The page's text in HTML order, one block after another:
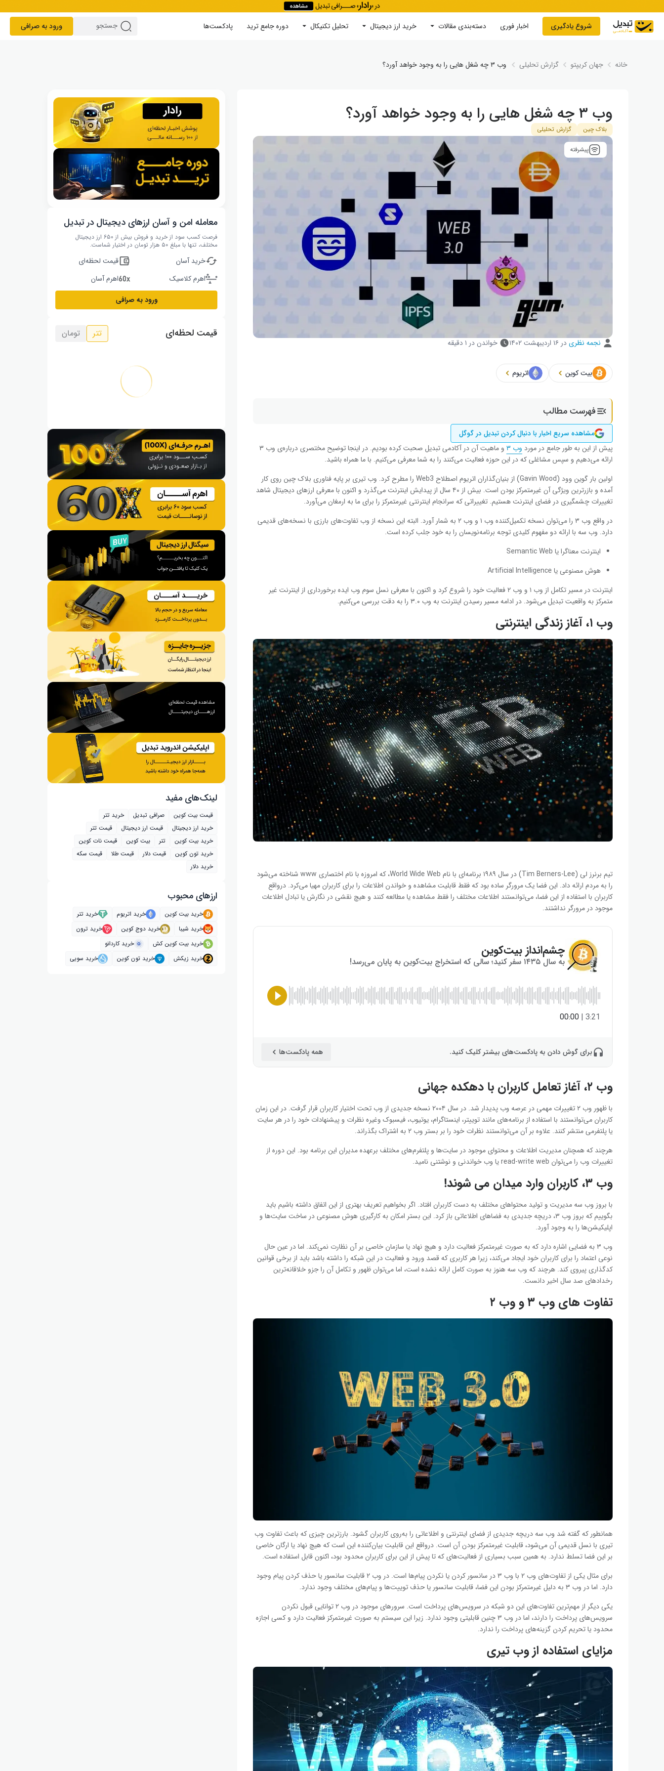
شروع یادگیری اخبار فوری دسته‌بندی مقالات خرید ارز دیجیتال تحلیل تکنیکال دوره‌ جامع ترید پادکست‌ها جستجو ورود به صرافی
خانه جهان کریپتو گزارش تحلیلی وب ۳ چه شغل هایی را به وجود خواهد آورد؟
وب ۳ چه شغل هایی را به وجود خواهد آورد؟
بلاک چین گزارش تحلیلی
پیشرفته
نجمه نظری در ۱۶ اردیبهشت ۱۴۰۲ خواندن در ۱ دقیقه
بیت کوین اتریوم
فهرست مطالب
مشاهده سریع اخبار با دنبال کردن تبدیل در گوگل
پیش از این به طور جامع در مورد وب ۳
و ماهیت آن در آکادمی تبدیل صحبت کرده بودیم. در اینجا توضیح مختصری درباره‌ی وب ۳
ارائه می‌دهیم و سپس مشاغلی که در این حوزه فعالیت می‌کنند را به شما معرفی می‌کنیم. با ما همراه باشید.
اولین بار گوین وود (Gavin Wood) از بنیان‌گذاران اتریوم اصطلاح Web3 را مطرح کرد. وب تیری بر پایه فناوری بلاک چین روی کار
آمده و بازرترین ویژگی آن غیرمتمرکز بودن است. بیش از ۴۰ سال از پیدایش اینترنت می‌گذرد و اکنون با معرفی ارزهای دیجیتال شاهد
تغییرات چشمگیری در فضای اینترنت هستیم. تغییراتی که سرانجام اینترنتی غیرمتمرکز را برای ما به ارمغان می‌آورد.
در واقع وب ۳ را می‌توان نسخه تکمیل‌کننده‌ وب‌ ۱ و وب ۲ به شمار آورد. البته این نسخه از وب تفاوت‌های بارزی با نسخه‌های قدیمی
دارد. وب سه با ارائه دو مفهوم کلیدی توجه برنامه‌نویسان را به خود جلب کرده است.
اینترنت معناگرا یا Semantic Web
هوش مصنوعی یا Artificial Intelligence
اینترنت در مسیر تکامل از وب ۱ و وب ۲ فعالیت خود را شروع کرد و اکنون با معرفی نسل سوم وب ایده برخورداری از اینترنت غیر
متمرکز به واقعیت تبدیل می‌شود. در ادامه مسیر رسیدن اینترنت به وب ۳.۰ را به دقت بررسی می‌کنیم.
وب ۱، آغاز زندگی اینترنتی
تیم برنرز لی (Tim Berners-Lee) در سال ۱۹۸۹ برنامه‌ای با نام World Wide Web، که امروزه با نام اختصاری www شناخته می‌شود
را به مردم ارائه داد. این فضا یک مرورگر ساده بود که فقط قابلیت مشاهده و خواندن اطلاعات را برای کاربران مهیا می‌کرد. درواقع
کاربران با استفاده از این فضا، می‌توانستند اطلاعات مختلف را فقط مشاهده یا مطالعه کنند و هیچ نقشی در نگارش یا تبادل اطلاعات
موجود در مرورگر نداشتند.
چشم‌انداز بیت‌کوین
به سال ۱۴۳۵ سفر کنید؛ سالی که استخراج بیت‌کوین به پایان می‌رسد!
3:21
|
00:00
برای گوش دادن به پادکست‌های بیشتر کلیک کنید. همه پادکست‌ها
وب ۲، آغاز تعامل کاربران با دهکده جهانی
با ظهور وب ۲ تغییرات مهمی در عرصه وب پدیدار شد. در سال ۲۰۰۴ نسخه جدیدی از وب تحت اختیار کاربران قرار گرفت. در این زمان
کاربران می‌توانستند با استفاده از برنامه‌های مانند توییتر، اینستاگرام، یوتیوب، فیسبوک وغیره نظرات و پیشنهادات خود را در هر سایت
یا پلتفرمی منتشر کنند. علاوه بر آن می‌توانستند نظرات خود را بر بستر وب ۲ به اشتراک بگذراند.
هرچند که همچنان مدیریت اطلاعات و محتوای موجود در سایت‌ها و پلتفرم‌های مختلف برعهده مدیران این برنامه بود. این دوره از
تغییرات وب را می‌توان read-write web یا وب خواندنی و نوشتنی نامید.
وب ۳، کاربران وارد میدان می شوند!
با بروز وب سه مدیریت و تولید محتواهای مختلف به دست کاربران افتاد. اگر بخواهیم تعریف بهتری از این اتفاق داشته باشیم باید
بگوییم که بروز وب ۳، دریچه جدیدی به فضاهای اطلاعاتی باز کرد. این بستر امکان به کارگیری هوش مصنوعی در ساخت سایت‌ها و
اپلیکیشن‌ها را به وجود آورد.
وب ۳ به فضایی اشاره دارد که به صورت غیرمتمرکز فعالیت دارد و هیچ نهاد یا سازمان خاصی بر آن نظارت نمی‌کند. اما در عین حال
نوعی اعتماد را برای کاربران خود ایجاد می‌کند، زیرا هر کاربری که قصد ورود و فعالیت در این شبکه را داشته باشد باید از برخی قوانین
کدگذاری پیروی کند. هرچند که وب سه هنوز به صورت کامل ارائه نشده است، اما می‌توان ظهور و تکامل آن را جزو خلاقانه‌ترین
رخدادهای صد سال اخیر دانست.
تفاوت های وب ۳ و وب ۲
همانطور که گفته شد وب سه دریچه جدیدی از فضای اینترنتی و اطلاعاتی را به‌روی کاربران گشود. بارزترین چیزی که باعث تفاوت وب
تیری با نسل قدیمی آن می‌شود، قابلیت غیرمتمرکز بودن آن است. درواقع این قابلیت بیان‌کننده این است که هیچ نهاد یا ارگان خاصی
بر این فضا تسلط ندارد. به همین سبب بسیاری از فعالیت‌های که تا پیش از این برای کاربران محدود بود، اکنون قابل استفاده است.
برای مثال یکی از تفاوت‌های وب ۲ با وب ۳ در سانسور کردن یا نکردن پیام‌ها است. در وب ۲ قابلیت سانسور یا حذف کردن پیام وجود
دارد. اما در وب ۳ به دلیل غیرمتمرکز بودن این فضا، قابلیت سانسور یا حذف توییت‌ها و پیام‌های مختلف وجود ندارد.
یکی دیگر از مهم‌ترین تفاوت‌های این دو شبکه در سرویس‌های پرداخت است. سرور‌های موجود در وب ۲ توانایی قبول نکردن
سرویس‌های پرداخت را دارند، اما در وب ۳ چنین قابلیتی وجود ندارد. زیرا این سیستم به صورت غیرمتمرکز فعالیت دارد و کسی اجازه
محدود یا تحریم کردن گزینه‌های پرداخت را ندارد.
مزایای استفاده از وب تیری
معامله امن و آسان ارزهای دیجیتال در تبدیل
فرصت کسب سود از خرید و فروش بیش از ۶۵۰ ارز دیجیتال
مختلف، تنها با مبلغ ۵۰ هزار تومان در اختیار شماست.
خرید آسان
قیمت لحظه‌ای
اهرم کلاسیک
اهرم آسان
ورود به صرافی
قیمت لحظه‌ای تتر تومان
لینک‌های مفید
قیمت بیت کوین صرافی تبدیل
خرید تتر
خرید ارز دیجیتال
قیمت ارز دیجیتال
قیمت تتر
خرید بیت‌ کوین
تتر بیت کوین
قیمت نات کوین
خرید تون کوین
قیمت دلار قیمت طلا
قیمت سکه
خرید دلار
ارز‌های محبوب
خرید بیت کوین خرید اتریوم
خرید تتر
خرید شیبا
خرید دوج کوین
خرید ترون
خرید بیت کوین کش
خرید کاردانو
خرید زیکش
خرید تون کوین خرید سویی